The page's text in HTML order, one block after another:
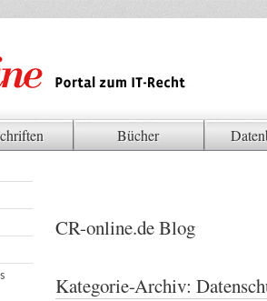
Bücher
CR-online.de Blog
Kategorie-Archiv: